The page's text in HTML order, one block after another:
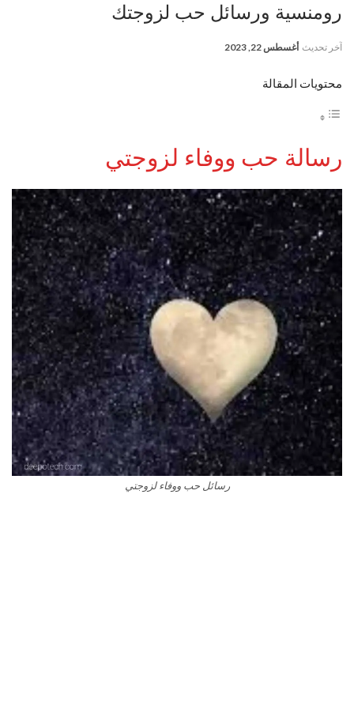
رومنسية ورسائل حب لزوجتك
آخر تحديث أغسطس 22, 2023
محتويات المقالة
رسالة حب ووفاء لزوجتي
رسائل حب ووفاء لزوجتي